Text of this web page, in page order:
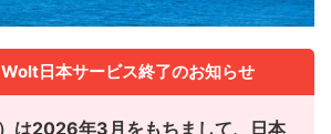
Wolt日本サービス終了のお知らせ
は2026年3月をもちまして、日本